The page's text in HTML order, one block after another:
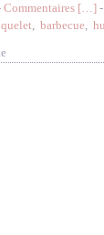
Commentaires […]
, barbecue,